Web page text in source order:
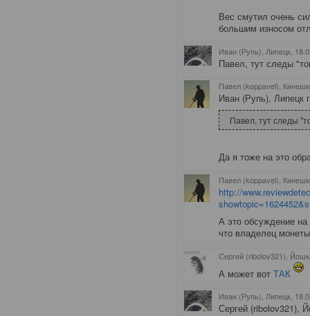
Вес смутил очень
большим износом
Иван (Рупь), Липецк ,
Павел, тут следы
Павел (koppavel),
Иван (Рупь), Липецк
Павел, тут следы
Да я тоже на это
Павел (koppavel),
http://
А это обсуждение
что владелец
Сергей (ribolov321),
А может вотТАК
Иван (Рупь), Липецк ,
Сергей (ribolov321),